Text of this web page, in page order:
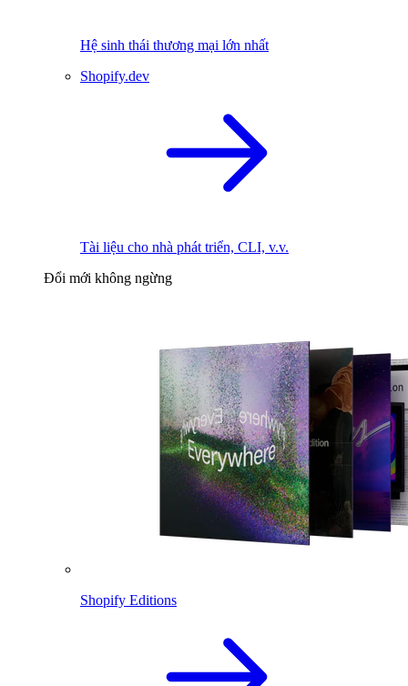
Hệ sinh thái thương mại lớn nhất
Shopify.dev
Tài liệu cho nhà phát triển, CLI, v.v.
Đổi mới không ngừng
Shopify Editions